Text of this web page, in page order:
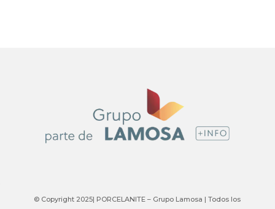
© Copyright 2025| PORCELANITE – Grupo Lamosa | Todos los